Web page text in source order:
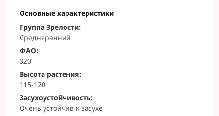
Основные характеристики
Группа Зрелости:
Среднеранний
ФАО:
320
Высота растения:
115-120
Засухоустойчивость:
Очень устойчив к засухе